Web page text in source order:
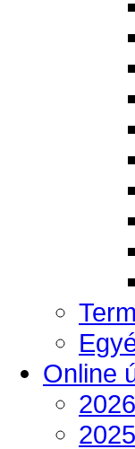
Online
2026
2025